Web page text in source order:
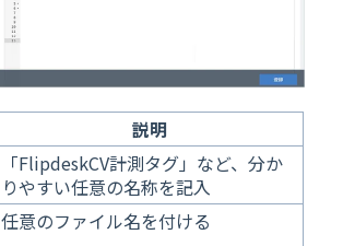
説明
「FlipdeskCV計測タグ」など、分か
りやすい任意の名称を記入
任意のファイル名を付ける